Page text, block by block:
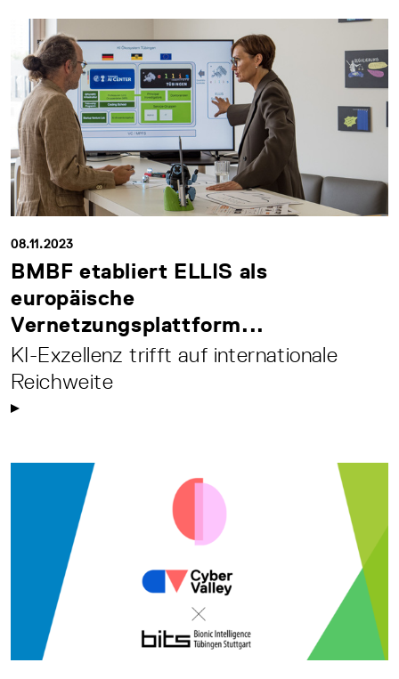
08.11.2023
BMBF etabliert ELLIS als
europäische
Vernetzungsplattform...
KI-Exzellenz trifft auf internationale
Reichweite